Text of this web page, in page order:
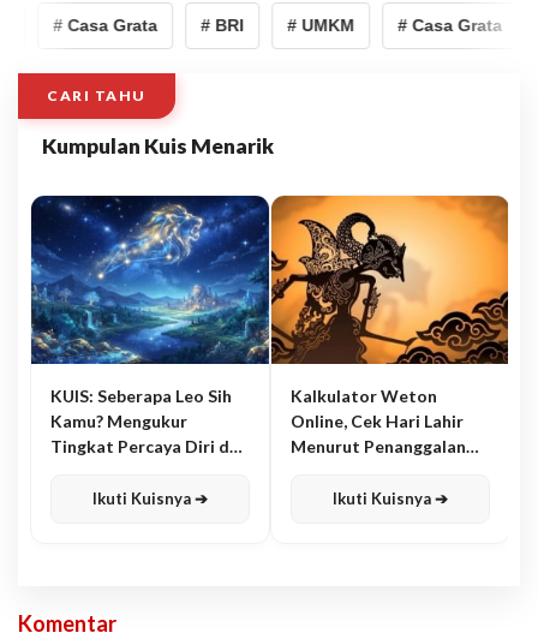
# Casa Grata # BRI # UMKM # Casa Grata
CARI TAHU
Kumpulan Kuis Menarik
KUIS: Seberapa Leo Sih
Kamu? Mengukur
Tingkat Percaya Diri dan
Ikuti Kuisnya ➔
Kalkulator Weton
Online, Cek Hari Lahir
Menurut Penanggalan
Ikuti Kuisnya ➔
Komentar